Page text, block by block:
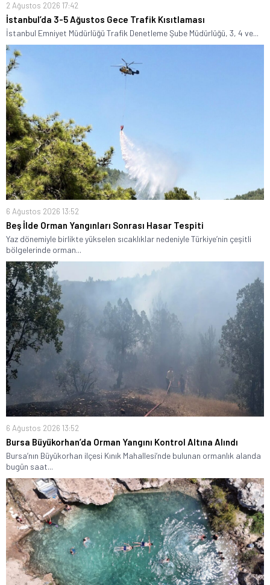
2 Ağustos 2026 17:42
İstanbul’da 3-5 Ağustos Gece Trafik Kısıtlaması
İstanbul Emniyet Müdürlüğü Trafik Denetleme Şube Müdürlüğü, 3, 4 ve...
6 Ağustos 2026 13:52
Beş İlde Orman Yangınları Sonrası Hasar Tespiti
Yaz dönemiyle birlikte yükselen sıcaklıklar nedeniyle Türkiye’nin çeşitli
bölgelerinde orman...
6 Ağustos 2026 13:52
Bursa Büyükorhan’da Orman Yangını Kontrol Altına Alındı
Bursa’nın Büyükorhan ilçesi Kınık Mahallesi’nde bulunan ormanlık alanda
bugün saat...